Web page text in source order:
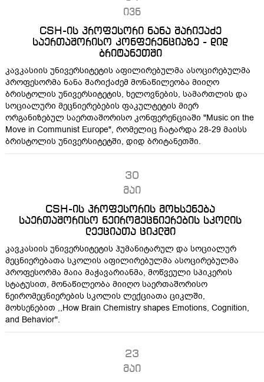
ივნ
CSH-ის პროფესორი ნანა შარიქაძე
საერთაშორისო კონფერენციაზე - დიდ
ბრიტანეთში
კავკასიის უნივერსიტეტის აფილირებულმა ასოცირებულმა
პროფესორმა ნანა შარიქაძემ მონაწილეობა მიიღო
ბრისტოლის უნივერსიტეტის, ხელოვნების, სამართლის და
სოციალური მეცნიერებების ფაკულტეტის მიერ
ორგანიზებულ საერთაშორისო კონფერენციაში "Music on the
Move in Communist Europe", რომელიც ჩატარდა 28-29 მაისს
ბრისტოლის უნივერსიტეტში, დიდ ბრიტანეთში.
30
მაი
CSH-ის პროფესორის მოხსენება
საერთაშორისო ნეირომეცნიერების სკოლის
ლექციათა ციკლში
კავკასიის უნივერსიტეტის ჰუმანიტარულ და სოციალურ
მეცნიერებათა სკოლის აფილირებულმა ასოცირებულმა
პროფესორმა მაია მაჭავარიანმა, მოწვეული სპიკერის
სტატუსით, მონაწილეობა მიიღო საერთაშორისო
ნეირომეცნიერების სკოლის ლექციათა ციკლში,
მოხსენებით ,,How Brain Chemistry shapes Emotions, Cognition,
and Behavior".
23
მაი